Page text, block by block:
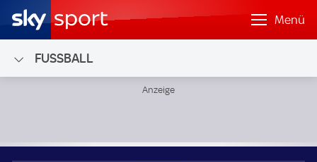
Menü
FUSSBALL